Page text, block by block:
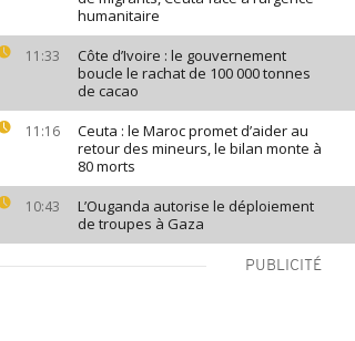
humanitaire
11:33
Côte d’Ivoire : le gouvernement
boucle le rachat de 100 000 tonnes
de cacao
11:16
Ceuta : le Maroc promet d’aider au
retour des mineurs, le bilan monte à
80 morts
10:43
L’Ouganda autorise le déploiement
de troupes à Gaza
PUBLICITÉ